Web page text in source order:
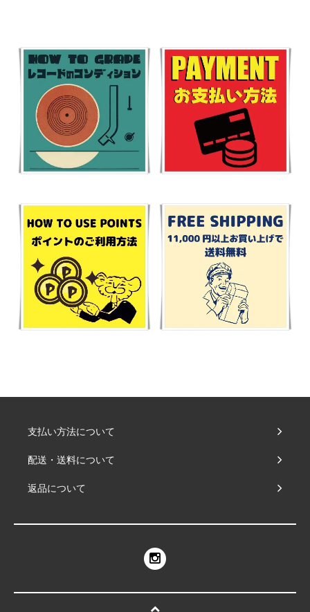
支払い方法について
配送・送料について
返品について